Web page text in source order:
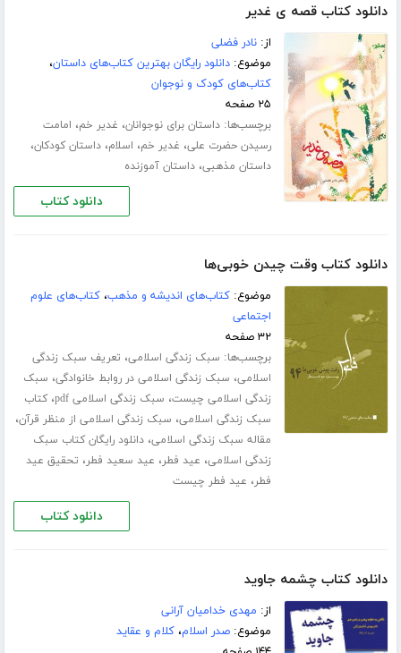
دانلود کتاب قصه ی غدیر
از:نادر فضلی
موضوع:دانلود رایگان بهترین کتاب‌های داستان،
کتاب‌های کودک و نوجوان
۲۵ صفحه
برچسب‌ها:داستان برای نوجوانان، غدیر خم، امامت
رسیدن حضرت علی، غدیر خم، اسلام،داستان کودکان،
داستان مذهبی،داستان آموزنده
دانلود کتاب
دانلود کتاب وقت چیدن خوبی‌ها
موضوع:کتاب‌های اندیشه و مذهب،کتاب‌های علوم
اجتماعی
۳۲ صفحه
برچسب‌ها: سبک زندگی اسلامی، تعریف سبک زندگی
اسلامی، سبک زندگی اسلامی در روابط خانوادگی، سبک
زندگی اسلامی چیست، سبک زندگی اسلامی pdf ،کتاب
سبک زندگی اسلامی، سبک زندگی اسلامی از منظر قرآن،
مقاله سبک زندگی اسلامی،دانلود رایگان کتاب سبک
زندگی اسلامی، عید فطر، عید سعید فطر، تحقیق عید
فطر، عید فطر چیست
دانلود کتاب
دانلود کتاب چشمه جاوید
از: مهدی خدامیان آرانی
موضوع:صدر اسلام،کلام و عقاید